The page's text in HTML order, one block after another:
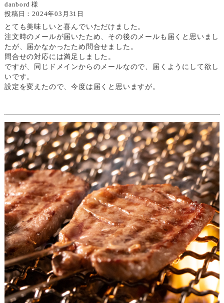
danbord 様
投稿日：2024年03月31日
とても美味しいと喜んでいただけました。
注文時のメールが届いたため、その後のメールも届くと思いまし
たが、届かなかったため問合せました。
問合せの対応には満足しました。
ですが、同じドメインからのメールなので、届くようにして欲し
いです。
設定を変えたので、今度は届くと思いますが。